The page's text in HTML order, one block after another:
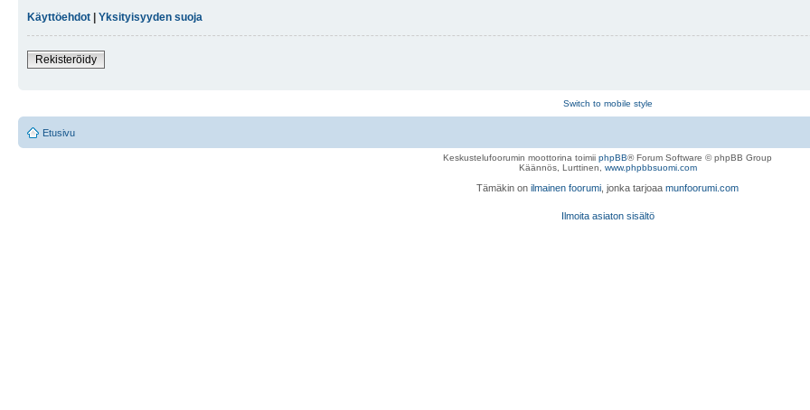
Käyttöehdot
Yksityisyyden suoja
Rekisteröidy
Switch to mobile style
Etusivu
Keskustelufoorumin moottorina toimii phpBB® Forum Software © phpBB Group
Käännös, Lurttinen, www.phpbbsuomi.com
Tämäkin on ilmainen foorumi , jonka tarjoaa munfoorumi.com
Ilmoita asiaton sisältö